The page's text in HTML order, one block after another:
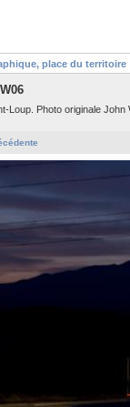
place du territoire
Loup. Photo originale